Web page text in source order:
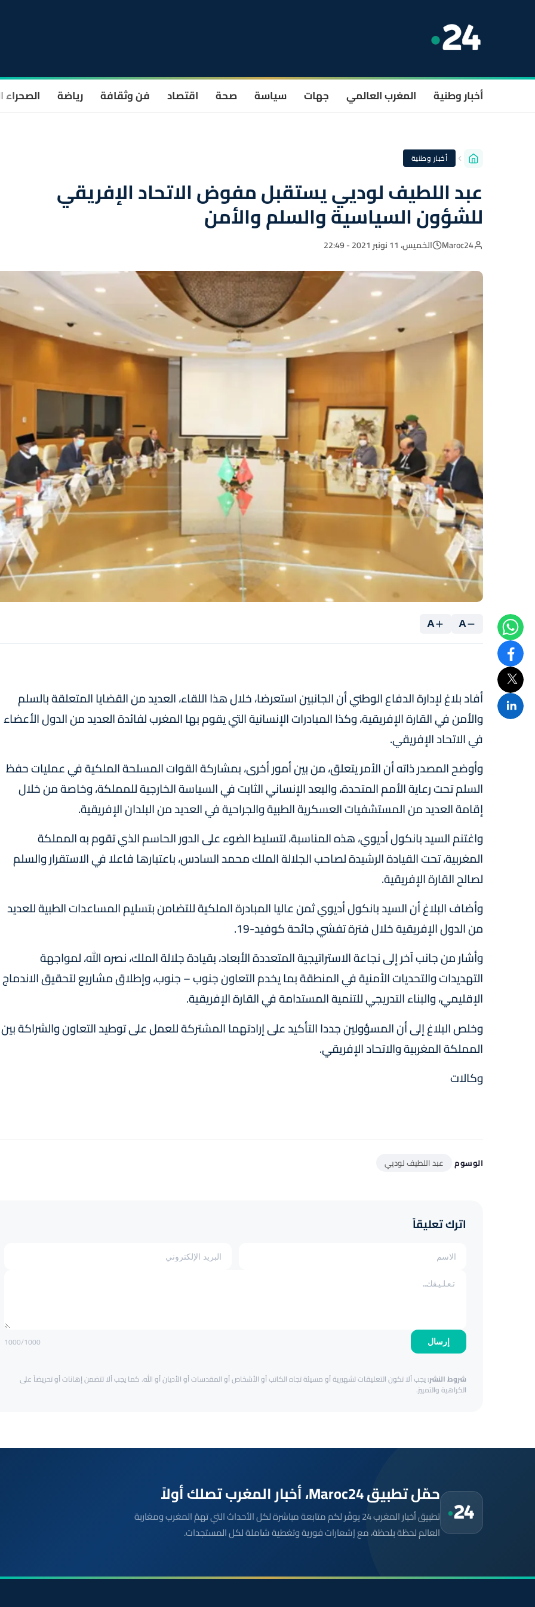
أخبار وطنية المغرب العالمي جهات سياسة صحة اقتصاد فن وثقافة رياضة الصحراء
أخبار وطنية
عبد اللطيف لوديي يستقبل مفوض الاتحاد الإفريقي
للشؤون السياسية والسلم والأمن
Maroc24 الخميس، 11 نونبر 2021 - 22:49
A
A
أفاد بلاغ لإدارة الدفاع الوطني أن الجانبين استعرضا، خلال هذا اللقاء، العديد من القضايا المتعلقة بالسلم
والأمن في القارة الإفريقية، وكذا المبادرات الإنسانية التي يقوم بها المغرب لفائدة العديد من الدول الأعضاء
في الاتحاد الإفريقي.
وأوضح المصدر ذاته أن الأمر يتعلق، من بين أمور أخرى، بمشاركة القوات المسلحة الملكية في عمليات حفظ
السلم تحت رعاية الأمم المتحدة، والبعد الإنساني الثابت في السياسة الخارجية للمملكة، وخاصة من خلال
إقامة العديد من المستشفيات العسكرية الطبية والجراحية في العديد من البلدان الإفريقية.
واغتنم السيد بانكول أديوي، هذه المناسبة، لتسليط الضوء على الدور الحاسم الذي تقوم به المملكة
المغربية، تحت القيادة الرشيدة لصاحب الجلالة الملك محمد السادس، باعتبارها فاعلا في الاستقرار والسلم
لصالح القارة الإفريقية.
وأضاف البلاغ أن السيد بانكول أديوي ثمن عاليا المبادرة الملكية للتضامن بتسليم المساعدات الطبية للعديد
من الدول الإفريقية خلال فترة تفشي جائحة كوفيد-19.
وأشار من جانب آخر إلى نجاعة الاستراتيجية المتعددة الأبعاد، بقيادة جلالة الملك، نصره الله، لمواجهة
التهديدات والتحديات الأمنية في المنطقة بما يخدم التعاون جنوب – جنوب، وإطلاق مشاريع لتحقيق الاندماج
الإقليمي، والبناء التدريجي للتنمية المستدامة في القارة الإفريقية.
وخلص البلاغ إلى أن المسؤولين جددا التأكيد على إرادتهما المشتركة للعمل على توطيد التعاون والشراكة بين
المملكة المغربية والاتحاد الإفريقي.
وكالات
الوسوم عبد اللطيف لوديي
اترك تعليقاً
إرسال 1000/1000
شروط النشر:يجب ألا تكون التعليقات تشهيرية أو مسيئة تجاه الكاتب أو الأشخاص أو المقدسات أو الأديان أو الله. كما يجب ألا تتضمن إهانات أو تحريضاً على
الكراهية والتمييز.
حمّل تطبيق Maroc24، أخبار المغرب تصلك أولاً
تطبيق أخبار المغرب 24 يوفّر لكم متابعة مباشرة لكل الأحداث التي تهمّ المغرب ومغاربة
العالم لحظة بلحظة، مع إشعارات فورية وتغطية شاملة لكل المستجدات.